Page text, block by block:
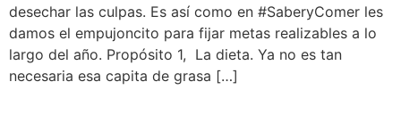
desechar las culpas. Es así como en #SaberyComer les
damos el empujoncito para fijar metas realizables a lo
largo del año. Propósito 1, La dieta. Ya no es tan
necesaria esa capita de grasa […]